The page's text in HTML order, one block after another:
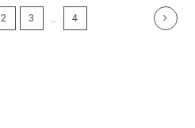
2 3 4